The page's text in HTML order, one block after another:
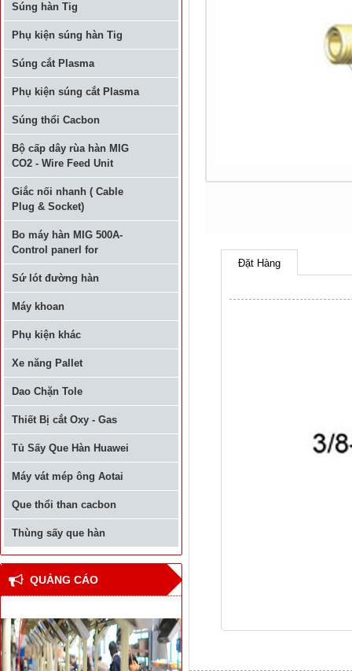
Súng hàn Tig
Phụ kiện súng hàn Tig
Súng cắt Plasma
Phụ kiện súng cắt Plasma
Súng thổi Cacbon
Bộ cấp dây rùa hàn MIG
CO2 - Wire Feed Unit
Giắc nối nhanh ( Cable
Plug & Socket)
Bo máy hàn MIG 500A-
Control panerl for
Sứ lót đường hàn
Máy khoan
Phụ kiện khác
Xe năng Pallet
Dao Chặn Tole
Thiết Bị cắt Oxy - Gas
Tủ Sấy Que Hàn Huawei
Máy vát mép ông Aotai
Que thổi than cacbon
Thùng sấy que hàn
QUẢNG CÁO
Đặt Hàng